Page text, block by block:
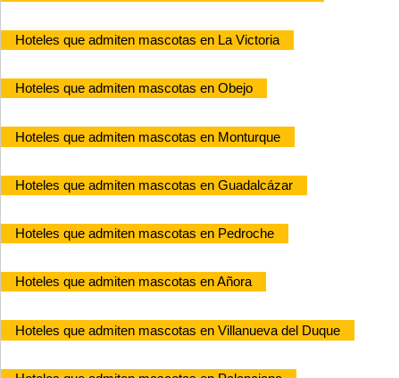
Hoteles que admiten mascotas en La Victoria
Hoteles que admiten mascotas en Obejo
Hoteles que admiten mascotas en Monturque
Hoteles que admiten mascotas en Guadalcázar
Hoteles que admiten mascotas en Pedroche
Hoteles que admiten mascotas en Añora
Hoteles que admiten mascotas en Villanueva del Duque